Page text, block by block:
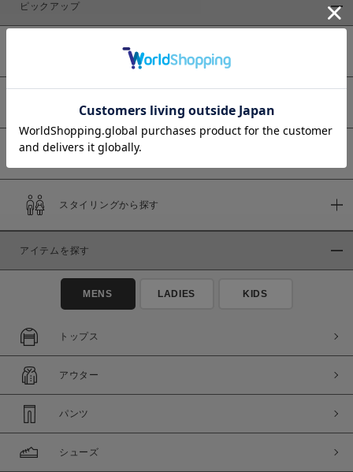
商品タイプ
通常商品
セール価格
在庫
在庫あり
ピックアップ
予約商品
スタイリングから探す
アイテムを探す
MENS LADIES KIDS
トップス
アウター
パンツ
シューズ